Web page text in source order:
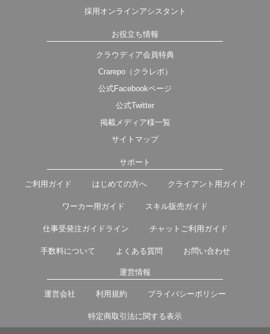
採用オンラインアシスタント
お役立ち情報
クラウディア会員特典
Crarepo（クラレポ）
公式Facebookページ
公式Twitter
掲載メディア様一覧
サイトマップ
サポート
ご利用ガイド はじめての方へ クライアント用ガイド
ワーカー用ガイド スキル販売ガイド
仕事受発注ガイドライン チャットご利用ガイド
手数料について よくある質問 お問い合わせ
運営情報
運営会社 利用規約 プライバシーポリシー
特定商取引法に関する表示